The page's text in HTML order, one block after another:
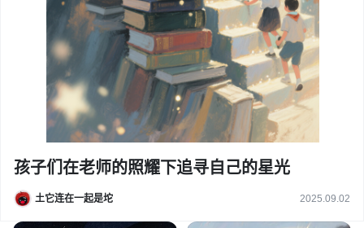
孩子们在老师的照耀下追寻自己的星光
土它连在一起是坨 2025.09.02